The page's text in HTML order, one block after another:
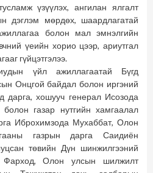
үзүүлэх, ангилан ялгалт
дэглэм мөрдөх, шаардлагатай
болон мал эмнэлгийн
үеийн хорио цээр, ариутгал
гүйцэтгэлээ.
үйл ажиллагаатай Бүгд
Онцгой байдал болон иргэний
дарга, хошууч генерал Исозода
газар нутгийн хамгаалал
Иброхимзода Мухаббат, Олон
газрын дарга Саидиён
төвийн Дүн шинжилгээний
Фарход, Олон улсын шилжилт